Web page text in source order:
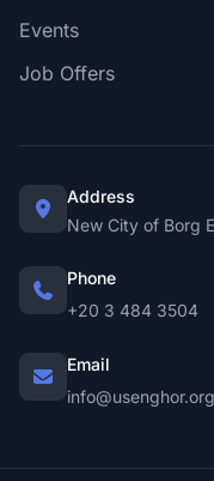
Events
Job Offers
Address
New City of Borg
Phone
+20 3 484 3504
Email
info@usenghor.org